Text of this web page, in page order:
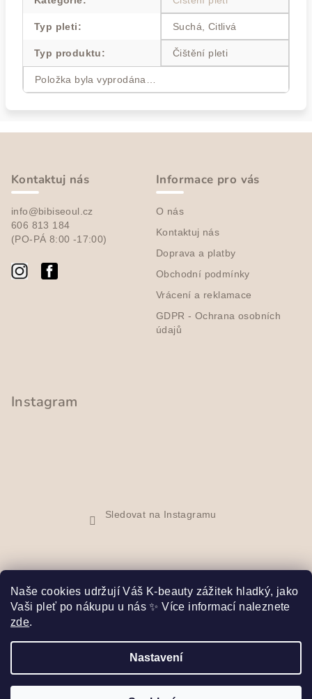
Naše cookies udržují Váš K-beauty zážitek hladký, jako
Vaši pleť po nákupu u nás ✨ Více informací naleznete
zde.
Nastavení
Typ pleti: Suchá, Citlivá
Typ produktu: Čištění pleti
Položka byla vyprodána…
Kontaktuj nás
info@bibiseoul.cz
606 813 184
(PO-PÁ 8:00 -17:00)
Informace pro vás
O nás
Kontaktuj nás
Doprava a platby
Obchodní podmínky
Vrácení a reklamace
GDPR - Ochrana osobních
údajů
Instagram
Sledovat na Instagramu
Facebook